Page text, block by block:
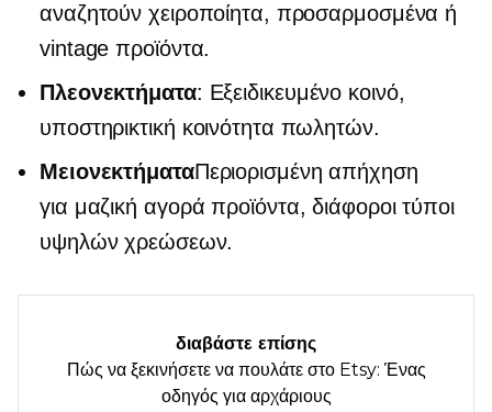
αναζητούν χειροποίητα, προσαρμοσμένα ή
vintage προϊόντα.
Πλεονεκτήματα: Εξειδικευμένο κοινό,
υποστηρικτική κοινότητα πωλητών.
ΜειονεκτήματαΠεριορισμένη απήχηση
για μαζική αγορά προϊόντα, διάφοροι τύποι
υψηλών χρεώσεων.
διαβάστε επίσης
Πώς να ξεκινήσετε να πουλάτε στο Etsy: Ένας
οδηγός για αρχάριους